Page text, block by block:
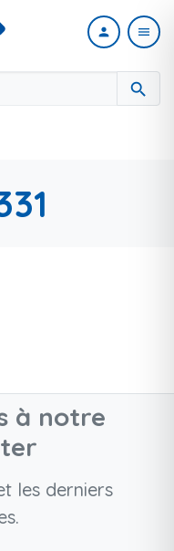
search
person menu
à notre
les derniers